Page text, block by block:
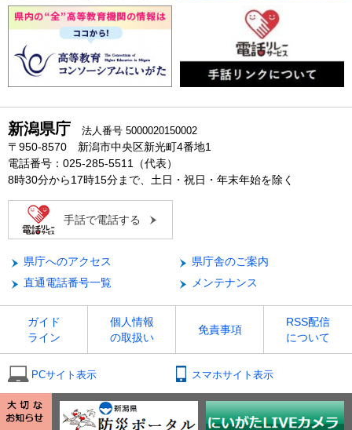
新潟県庁 法人番号 5000020150002
〒950-8570 新潟市中央区新光町4番地1
電話番号：025-285-5511（代表）
8時30分から17時15分まで、土日・祝日・年末年始を除く
手話で電話する
県庁へのアクセス
県庁舎のご案内
直通電話番号一覧
メンテナンス
ガイド
ライン
個人情報
の取扱い
免責事項
RSS配信
について
PCサイト表示 スマホサイト表示